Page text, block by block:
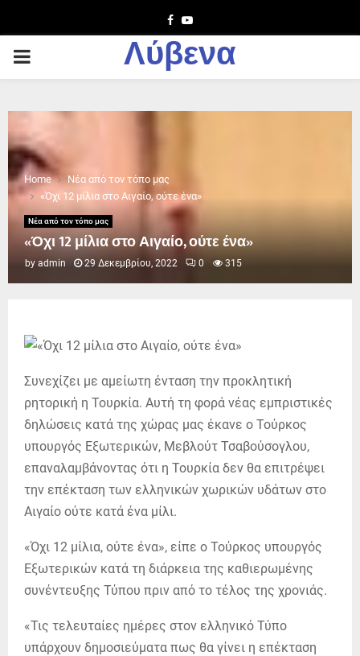
Facebook
Youtube
PRIMARY
Λύβενα
Home
Νέα από τον τόπο μας
«Όχι 12 μίλια στο Αιγαίο, ούτε ένα»
Νέα από τον τόπο μας
«Όχι 12 μίλια στο Αιγαίο, ούτε ένα»
by admin 29 Δεκεμβρίου, 2022 0 315
Συνεχίζει με αμείωτη ένταση την προκλητική
ρητορική η Τουρκία. Αυτή τη φορά νέας εμπριστικές
δηλώσεις κατά της χώρας μας έκανε ο Τούρκος
υπουργός Εξωτερικών, Μεβλούτ Τσαβούσογλου,
επαναλαμβάνοντας ότι η Τουρκία δεν θα επιτρέψει
την επέκταση των ελληνικών χωρικών υδάτων στο
Αιγαίο ούτε κατά ένα μίλι.
«Όχι 12 μίλια, ούτε ένα», είπε ο Τούρκος υπουργός
Εξωτερικών κατά τη διάρκεια της καθιερωμένης
συνέντευξης Τύπου πριν από το τέλος της χρονιάς.
«Τις τελευταίες ημέρες στον ελληνικό Τύπο
υπάρχουν δημοσιεύματα πως θα γίνει η επέκταση